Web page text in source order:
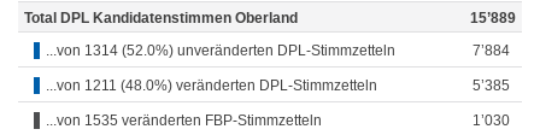
Total DPL Kandidatenstimmen Oberland
15’889
...von 1314 (52.0%) unveränderten DPL-Stimmzetteln
7’884
...von 1211 (48.0%) veränderten DPL-Stimmzetteln 5’385
...von 1535 veränderten FBP-Stimmzetteln 1’030